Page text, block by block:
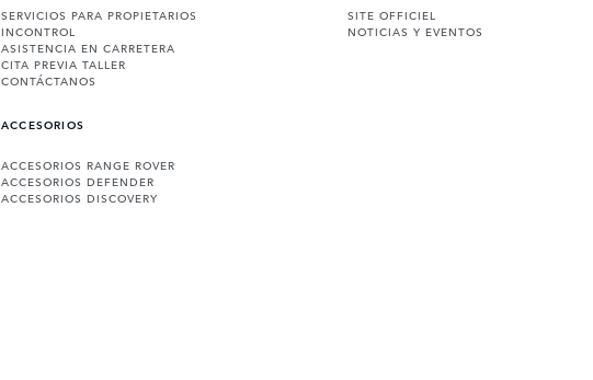
SERVICIOS PARA PROPIETARIOS
INCONTROL
ASISTENCIA EN CARRETERA
CITA PREVIA TALLER
CONTÁCTANOS
ACCESORIOS
ACCESORIOS RANGE ROVER
ACCESORIOS DEFENDER
ACCESORIOS DISCOVERY
SITE OFFICIEL
NOTICIAS Y EVENTOS